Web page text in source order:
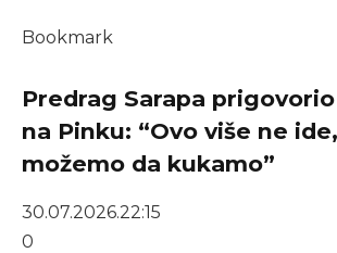
Bookmark
Predrag Sarapa
na Pinku: “Ovo više ne
možemo da kukamo”
30.07.2026.22:15
0